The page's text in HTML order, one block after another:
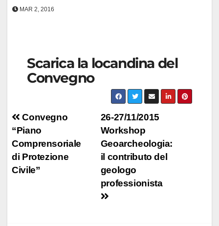
MAR 2, 2016
Scarica la locandina del
Convegno
Navigazione
articoli
26-27/11/2015
Workshop
Geoarcheologia:
il contributo del
geologo
professionista
Convegno
“Piano
Comprensoriale
di Protezione
Civile”